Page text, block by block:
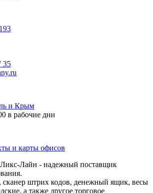
35
и Крым
в рабочие дни
и карты офисов
Лайн - надежный поставщик
сканер штрих кодов, денежный ящик, весы
а также другое торговое